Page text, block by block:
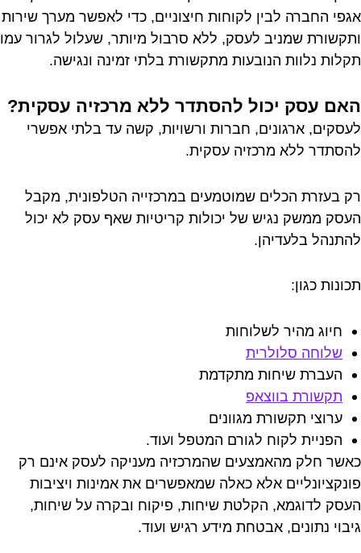
אגפי החברה לבין לקוחות חיצוניים, כדי לאפשר מערך שירות
ותקשורת שמניב לעסק, ללא סרבול מיותר, שעלול לגרור עמו
תקלות נלוות הנובעות מתקשורת בלתי זמינה ונגישה.
האם עסק יכול להסתדר ללא מרכזיה עסקית?
לעסקים, ארגונים, חברות ורשויות, קשה עד בלתי אפשרי
להסתדר ללא מרכזיה עסקית.
רק בעזרת הכלים שמוטמעים במרכזייה הטלפונית, מקבל
העסק ממשק נגיש של יכולות קריטיות שאף עסק לא יכול
להתנהל בלעדיהן.
תכונות כגון:
חיוג מהיר לשלוחות
שלוחה סלולרית
העברת שיחות מתקדמת
תקשורת בווצאפ
ערוצי תקשורת מגוונים
הפניית לקוח לגורם המטפל ועוד.
כאשר חלק מהאמצעים שהמרכזיה מעניקה לעסק אינם רק
פונקציונליים אלא כאלה שמאפשרים את אמינות ויציבות
העסק לדוגמא, הקלטת שיחות, פיקוח ובקרה על שיחות,
גיבוי נתונים, אבטחת מידע רגיש ועוד.